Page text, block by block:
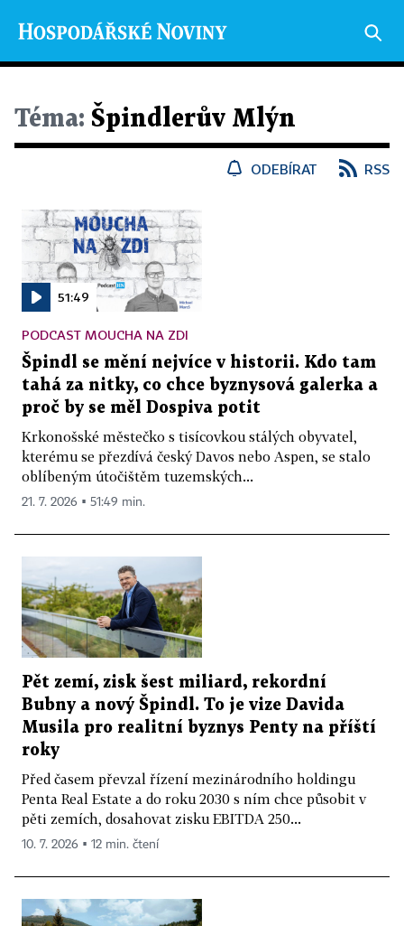
Téma: Špindlerův Mlýn
ODEBÍRAT RSS
51:49
PODCAST MOUCHA NA ZDI
Špindl se mění nejvíce v historii. Kdo tam
tahá za nitky, co chce byznysová galerka a
proč by se měl Dospiva potit
Krkonošské městečko s tisícovkou stálých obyvatel,
kterému se přezdívá český Davos nebo Aspen, se stalo
oblíbeným útočištěm tuzemských...
21. 7. 2026 ▪ 51:49 min.
Pět zemí, zisk šest miliard, rekordní
Bubny a nový Špindl. To je vize Davida
Musila pro realitní byznys Penty na příští
roky
Před časem převzal řízení mezinárodního holdingu
Penta Real Estate a do roku 2030 s ním chce působit v
pěti zemích, dosahovat zisku EBITDA 250...
10. 7. 2026 ▪ 12 min. čtení